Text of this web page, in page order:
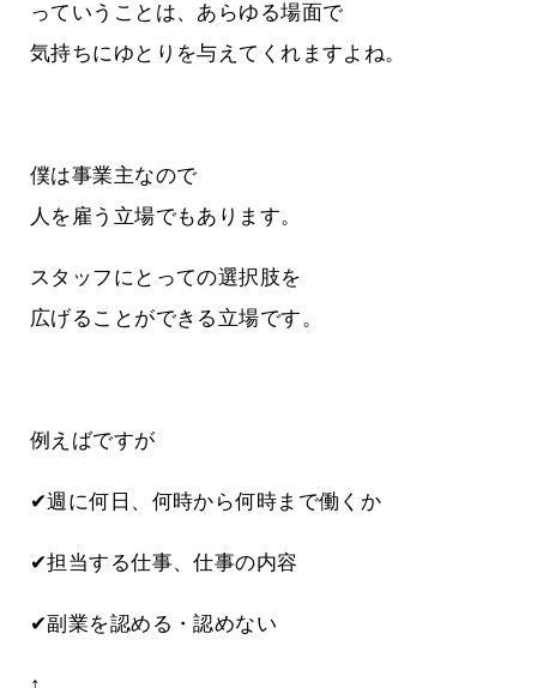
っていうことは、あらゆる場面で
気持ちにゆとりを与えてくれますよね。
僕は事業主なので
人を雇う立場でもあります。
スタッフにとっての選択肢を
広げることができる立場です。
例えばですが
✔週に何日、何時から何時まで働くか
✔担当する仕事、仕事の内容
✔副業を認める・認めない